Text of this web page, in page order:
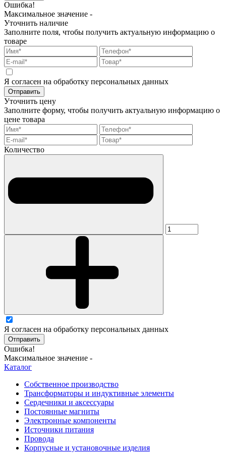
Ошибка!
Максимальное значение -
Уточнить наличие
Заполните поля, чтобы получить актуальную информацию о
товаре
Я согласен на обработку персональных данных
Отправить
Уточнить цену
Заполните форму, чтобы получить актуальную информацию о
цене товара
Количество
Я согласен на обработку персональных данных
Отправить
Ошибка!
Максимальное значение -
Каталог
Собственное производство
Трансформаторы и индуктивные элементы
Сердечники и аксессуары
Постоянные магниты
Электронные компоненты
Источники питания
Провода
Корпусные и установочные изделия